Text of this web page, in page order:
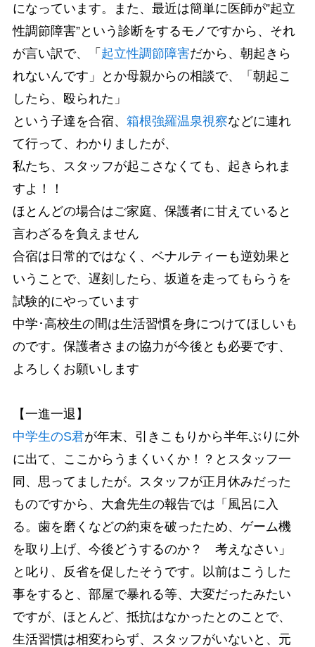
になっています。また、最近は簡単に医師が”起立
性調節障害”という診断をするモノですから、それ
が言い訳で、「 起立性調節障害だから、朝起きら
れないんです」とか母親からの相談で、「朝起こ
したら、殴られた」
という子達を合宿、 箱根強羅温泉視察などに連れ
て行って、わかりましたが、
私たち、スタッフが起こさなくても、起きられま
すよ！！
ほとんどの場合はご家庭、保護者に甘えていると
言わざるを負えません
合宿は日常的ではなく、ベナルティーも逆効果と
いうことで、遅刻したら、坂道を走ってもらうを
試験的にやっています
中学･高校生の間は生活習慣を身につけてほしいも
のです。保護者さまの協力が今後とも必要です、
よろしくお願いします
【一進一退】
中学生のS君が年末、引きこもりから半年ぶりに外
に出て、ここからうまくいくか！？とスタッフ一
同、思ってましたが。スタッフが正月休みだった
ものですから、大倉先生の報告では「風呂に入
る。歯を磨くなどの約束を破ったため、ゲーム機
を取り上げ、今後どうするのか？ 考えなさい」
と叱り、反省を促したそうです。以前はこうした
事をすると、部屋で暴れる等、大変だったみたい
ですが、ほとんど、抵抗はなかったとのことで、
生活習慣は相変わらず、スタッフがいないと、元